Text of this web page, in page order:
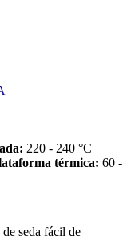
220 - 240 °C
térmica: 60 -
seda fácil de